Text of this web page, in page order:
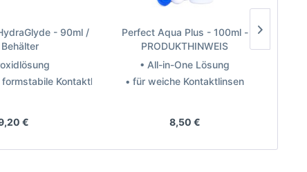
- 90ml /
Kontaktlinsen
€
Perfect Aqua Plus - 100ml -
PRODUKTHINWEIS
• All-in-One Lösung
• für weiche Kontaktlinsen
8,50 €